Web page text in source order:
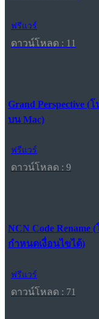
ฟรีแวร์
ดาวน์โหลด : 11
Grand Perspective
บน Mac)
ฟรีแวร์
ดาวน์โหลด : 9
NCN Code
กำหนดเงื่อนไขได้)
ฟรีแวร์
ดาวน์โหลด : 71